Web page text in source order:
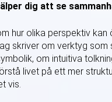
dig att se
hur olika perspektiv kan
skriver om verktyg som
om intuitiva
livet på ett mer
vis.